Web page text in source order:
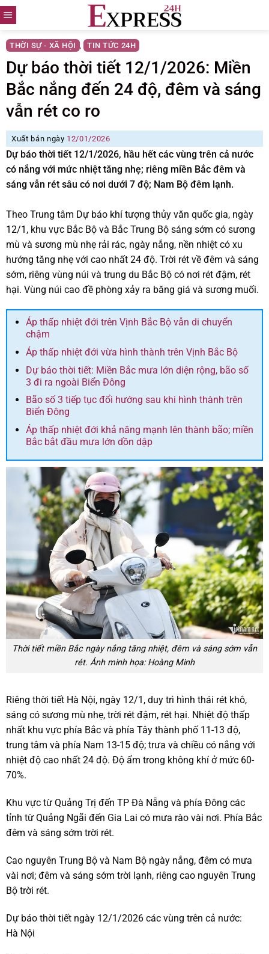
Skip
to
content
THỜI SỰ - XÃ HỘI , TIN TỨC 24H
Dự báo thời tiết 12/1/2026: Miền
Bắc nắng đến 24 độ, đêm và sáng
vẫn rét co ro
Xuất bản ngày 12/01/2026
Dự báo thời tiết 12/1/2026, hầu hết các vùng trên cả nước
có nắng với mức nhiệt tăng nhẹ; riêng miền Bắc đêm và
sáng vẫn rét sâu có nơi dưới 7 độ; Nam Bộ đêm lạnh.
Theo Trung tâm Dự báo khí tượng thủy văn quốc gia, ngày
12/1, khu vực Bắc Bộ và Bắc Trung Bộ sáng sớm có sương
mù và sương mù nhẹ rải rác, ngày nắng, nền nhiệt có xu
hướng tăng nhẹ với cao nhất 24 độ. Trời rét về đêm và sáng
sớm, riêng vùng núi và trung du Bắc Bộ có nơi rét đậm, rét
hại. Vùng núi cao đề phòng xảy ra băng giá và sương muối.
Áp thấp nhiệt đới trên Vịnh Bắc Bộ vẫn di chuyển
chậm
Áp thấp nhiệt đới vừa hình thành trên Vịnh Bắc Bộ
Dự báo thời tiết: Miền Bắc mưa lớn diện rộng, bão số
3 đi ra ngoài Biển Đông
Bão số 3 tiếp tục đổi hướng sau khi hình thành trên
Biển Đông
Áp thấp nhiệt đới khả năng mạnh lên thành bão; miền
Bắc bắt đầu mưa lớn dồn dập
Thời tiết miền Bắc ngày nắng tăng nhiệt, đêm và sáng sớm vẫn
rét. Ảnh minh họa: Hoàng Minh
Riêng thời tiết Hà Nội, ngày 12/1, duy trì hình thái rét khô,
sáng có sương mù nhẹ, trời rét đậm, rét hại. Nhiệt độ thấp
nhất khu vực phía Bắc và phía Tây thành phố 11-13 độ,
trung tâm và phía Nam 13-15 độ; trưa và chiều có nắng với
nhiệt độ cao nhất 24 độ. Độ ẩm trong không khí ở mức 60-
70%.
Khu vực từ Quảng Trị đến TP Đà Nẵng và phía Đông các
tỉnh từ Quảng Ngãi đến Gia Lai có mưa rào vài nơi. Phía Bắc
đêm và sáng sớm trời rét.
Cao nguyên Trung Bộ và Nam Bộ ngày nắng, đêm có mưa
vài nơi; đêm và sáng sớm trời lạnh, riêng cao nguyên Trung
Bộ trời rét.
Dự báo thời tiết ngày 12/1/2026 các vùng trên cả nước:
Hà Nội